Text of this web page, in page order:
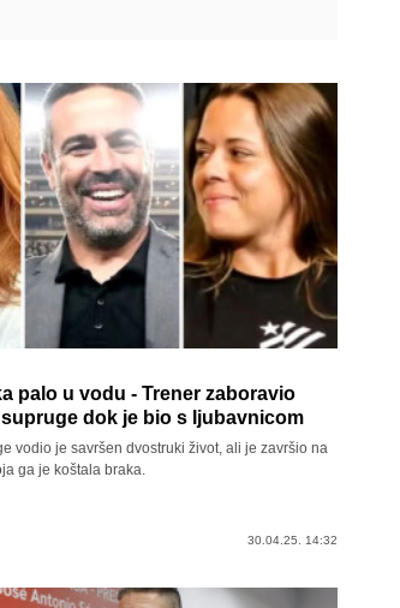
palo u vodu - Trener zaboravio
dok je bio s ljubavnicom
vodio je savršen dvostruki život, ali je završio na
ga je koštala braka.
30.04.25. 14:32